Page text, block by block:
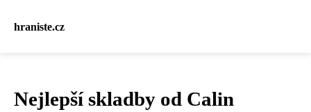
hraniste.cz
Nejlepší skladby od Calin